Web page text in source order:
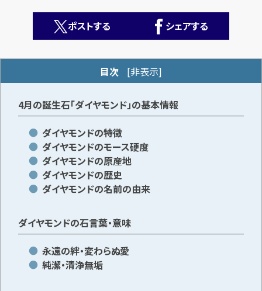
カンタン無料
最短1分！今すぐ査定金額をお伝えいたします
まずはお電話で無料査定
【総合受付】24時間・年中無休(年末年始除く)
ポストする シェアする
目次 [非表示]
4月の誕生石「ダイヤモンド」の基本情報
ダイヤモンドの特徴
ダイヤモンドのモース硬度
ダイヤモンドの原産地
ダイヤモンドの歴史
ダイヤモンドの名前の由来
ダイヤモンドの石言葉・意味
永遠の絆・変わらぬ愛
純潔・清浄無垢